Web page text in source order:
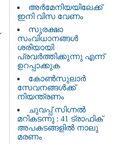
അർമേനിയയിലേക്ക്
ഇനി വിസ വേണം
സുരക്ഷാ
സംവിധാനങ്ങൾ
ശരിയായി
പ്രവർത്തിക്കുന്നു എന്ന്
ഉറപ്പാക്കുക
കോൺസുലാർ
സേവനങ്ങൾക്ക്
നിയന്ത്രണം
ചുവപ്പ് സിഗ്നൽ
മറികടന്നു : 41 ട്രാഫിക്
അപകടങ്ങളിൽ നാലു
മരണം